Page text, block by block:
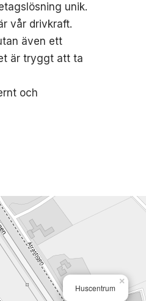
unik.
vår drivkraft.
även ett
är tryggt att ta
och
Huscentrum
×